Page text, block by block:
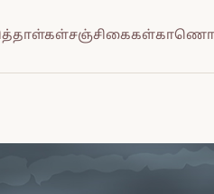
சஞ்சிகைகள்